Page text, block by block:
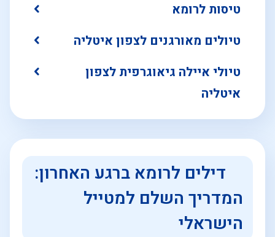
טיסות לרומא
טיולים מאורגנים לצפון איטליה
טיולי איילה גיאוגרפית לצפון
איטליה
דילים לרומא ברגע האחרון:
המדריך השלם למטייל
הישראלי